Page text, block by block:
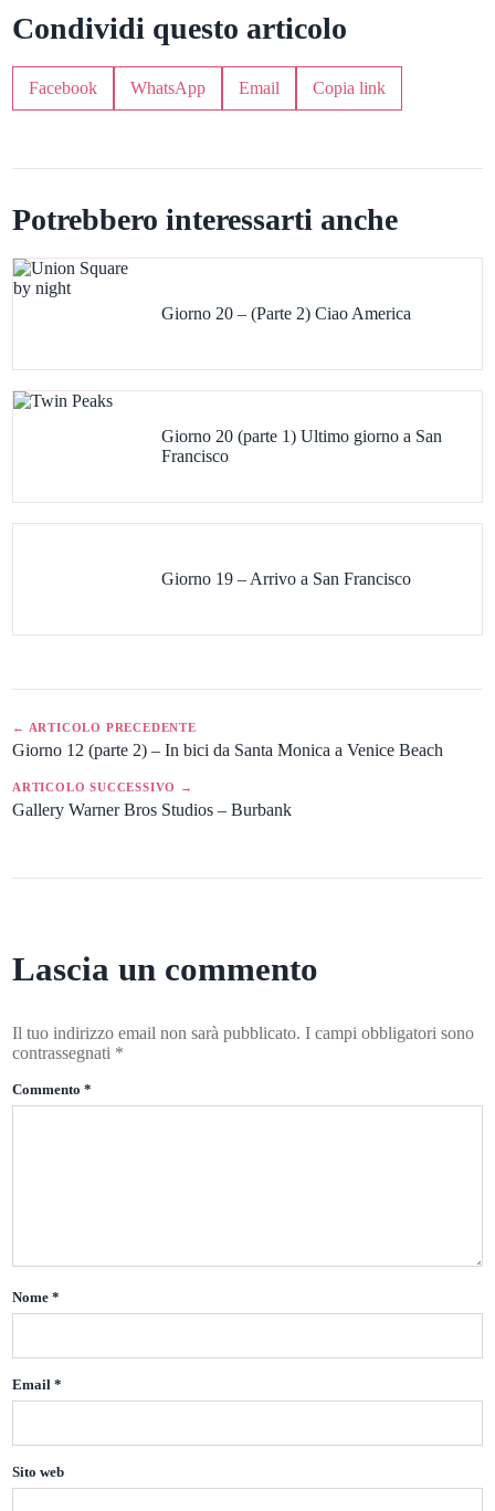
Condividi questo articolo
Facebook WhatsApp Email Copia link
Potrebbero interessarti anche
Giorno 20 – (Parte 2) Ciao America
Giorno 20 (parte 1) Ultimo giorno a San
Francisco
Giorno 19 – Arrivo a San Francisco
← ARTICOLO PRECEDENTE
Giorno 12 (parte 2) – In bici da Santa Monica a Venice Beach
ARTICOLO SUCCESSIVO →
Gallery Warner Bros Studios – Burbank
Lascia un commento
Il tuo indirizzo email non sarà pubblicato. I campi obbligatori sono
contrassegnati *
Commento *
Nome *
Email *
Sito web